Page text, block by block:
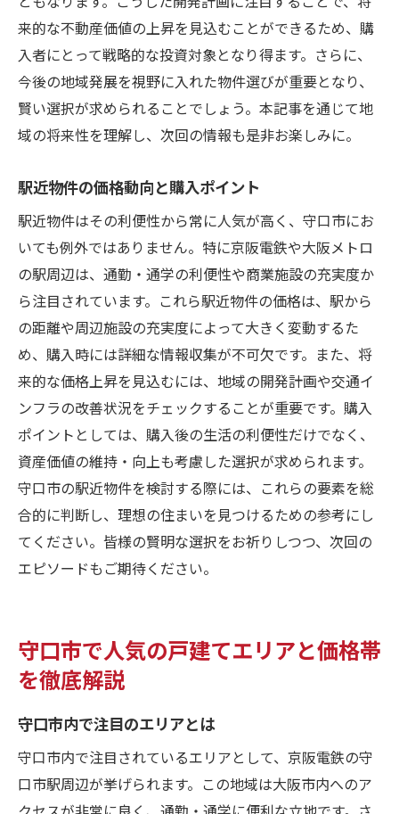
来的な不動産価値の上昇を見込むことができるため、購
入者にとって戦略的な投資対象となり得ます。さらに、
今後の地域発展を視野に入れた物件選びが重要となり、
賢い選択が求められることでしょう。本記事を通じて地
域の将来性を理解し、次回の情報も是非お楽しみに。
駅近物件の価格動向と購入ポイント
駅近物件はその利便性から常に人気が高く、守口市にお
いても例外ではありません。特に京阪電鉄や大阪メトロ
の駅周辺は、通勤・通学の利便性や商業施設の充実度か
ら注目されています。これら駅近物件の価格は、駅から
の距離や周辺施設の充実度によって大きく変動するた
め、購入時には詳細な情報収集が不可欠です。また、将
来的な価格上昇を見込むには、地域の開発計画や交通イ
ンフラの改善状況をチェックすることが重要です。購入
ポイントとしては、購入後の生活の利便性だけでなく、
資産価値の維持・向上も考慮した選択が求められます。
守口市の駅近物件を検討する際には、これらの要素を総
合的に判断し、理想の住まいを見つけるための参考にし
てください。皆様の賢明な選択をお祈りしつつ、次回の
エピソードもご期待ください。
守口市で人気の戸建てエリアと価格帯
を徹底解説
守口市内で注目のエリアとは
守口市内で注目されているエリアとして、京阪電鉄の守
口市駅周辺が挙げられます。この地域は大阪市内へのア